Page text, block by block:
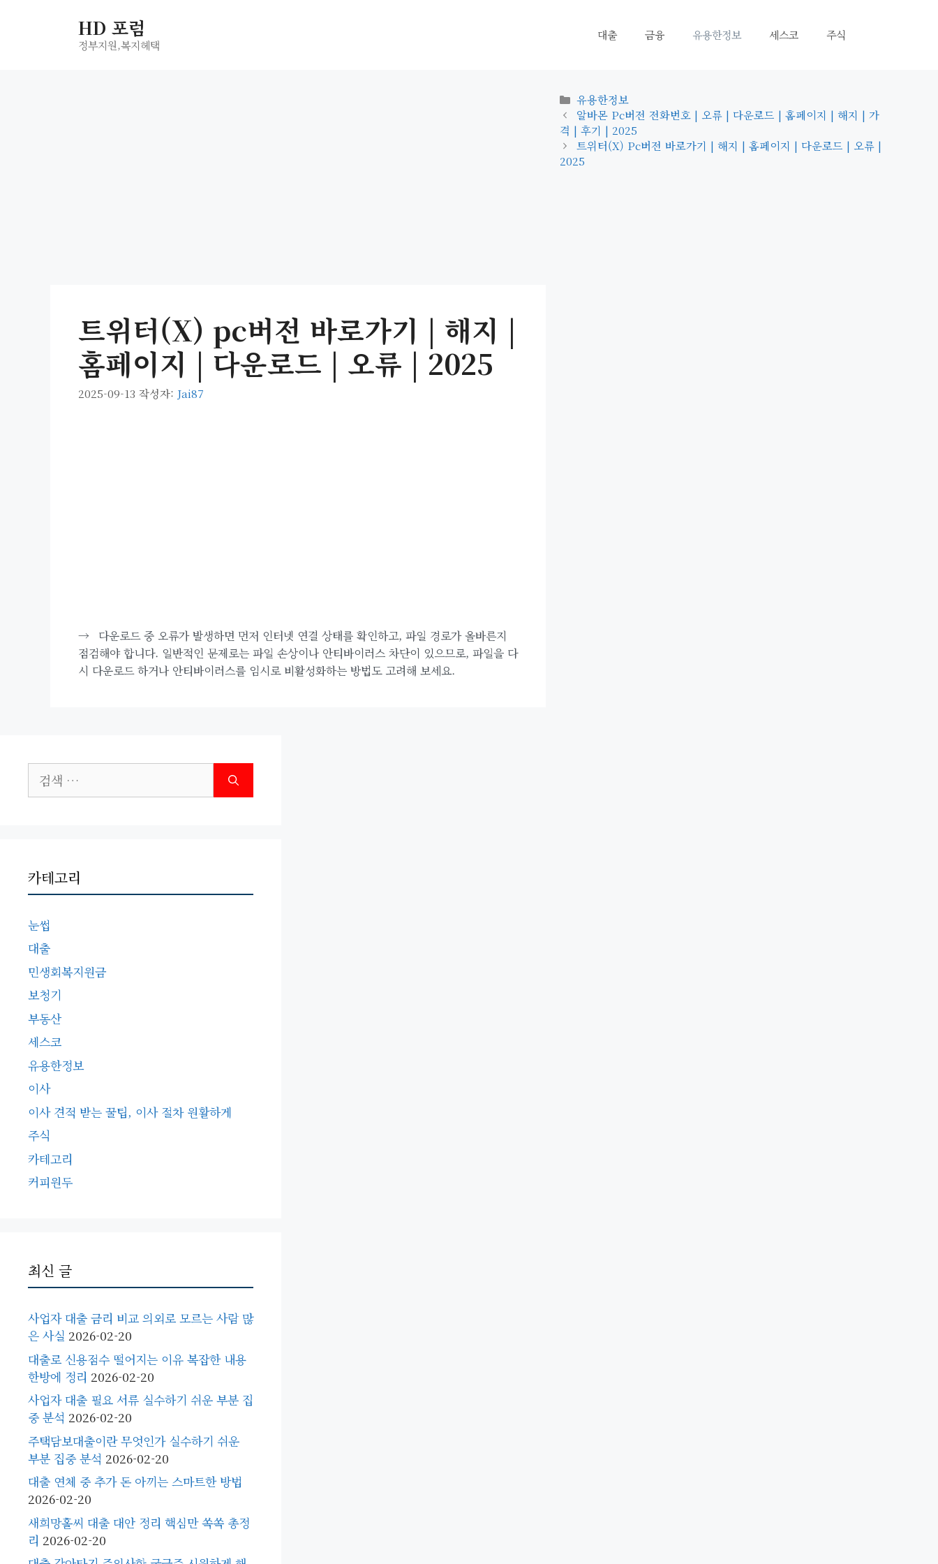
HD 포럼
정부지원,복지헤택
대출 금융 유용한정보 세스코 주식
트위터(X) pc버전 바로가기 | 해지 |
홈페이지 | 다운로드 | 오류 | 2025
2025-09-13 작성자: Jai87
→
다운로드 중 오류가 발생하면 먼저 인터넷 연결 상태를 확인하고, 파일 경로가 올바른지
점검해야 합니다. 일반적인 문제로는 파일 손상이나 안티바이러스 차단이 있으므로, 파일을 다
시 다운로드 하거나 안티바이러스를 임시로 비활성화하는 방법도 고려해 보세요.
카
테
고
리
유용한정보
알바몬 Pc버전 전화번호 | 오류 | 다운로드 | 홈페이지 | 해지 | 가
격 | 후기 | 2025
트위터(X) Pc버전 바로가기 | 해지 | 홈페이지 | 다운로드 | 오류 |
2025
색:
카테고리
눈썹
대출
민생회복지원금
보청기
부동산
세스코
유용한정보
이사
이사 견적 받는 꿀팁, 이사 절차 원활하게
주식
카테고리
커피원두
최신 글
사업자 대출 금리 비교 의외로 모르는 사람 많
은 사실 2026-02-20
대출로 신용점수 떨어지는 이유 복잡한 내용
한방에 정리 2026-02-20
사업자 대출 필요 서류 실수하기 쉬운 부분 집
중 분석 2026-02-20
주택담보대출이란 무엇인가 실수하기 쉬운
부분 집중 분석 2026-02-20
대출 연체 중 추가 돈 아끼는 스마트한 방법
2026-02-20
새희망홀씨 대출 대안 정리 핵심만 쏙쏙 총정
리 2026-02-20